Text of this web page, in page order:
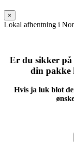
field
empty.
×
Lokal afhentning i
Er du sikker
din pakke
Hvis ja luk blot